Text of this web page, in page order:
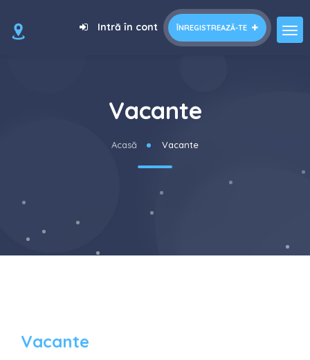
ÎNREGISTREAZĂ-TE
Intră în cont
Vacante
Acasă Vacante
Vacante